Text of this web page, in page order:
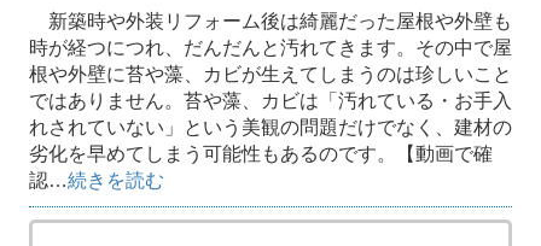
新築時や外装リフォーム後は綺麗だった屋根や外壁も
時が経つにつれ、だんだんと汚れてきます。その中で屋
根や外壁に苔や藻、カビが生えてしまうのは珍しいこと
ではありません。苔や藻、カビは「汚れている・お手入
れされていない」という美観の問題だけでなく、建材の
劣化を早めてしまう可能性もあるのです。【動画で確
認…続きを読む